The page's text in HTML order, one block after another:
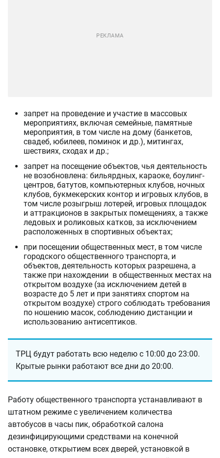
запрет на проведение и участие в массовых
мероприятиях, включая семейные, памятные
мероприятия, в том числе на дому (банкетов,
свадеб, юбилеев, поминок и др.), митингах,
шествиях, сходах и др.;
запрет на посещение объектов, чья деятельность
не возобновлена: бильярдных, караоке, боулинг-
центров, батутов, компьютерных клубов, ночных
клубов, букмекерских контор и игровых клубов, в
том числе розыгрыш лотерей, игровых площадок
и аттракционов в закрытых помещениях, а также
ледовых и роликовых катков, за исключением
расположенных в спортивных объектах;
при посещении общественных мест, в том числе
городского общественного транспорта, и
объектов, деятельность которых разрешена, а
также при нахождении в общественных местах на
открытом воздухе (за исключением детей в
возрасте до 5 лет и при занятиях спортом на
открытом воздухе) строго соблюдать требования
по ношению масок, соблюдению дистанции и
использованию антисептиков.
ТРЦ будут работать всю неделю с 10:00 до 23:00.
Крытые рынки работают все дни до 20:00.
Работу общественного транспорта устанавливают в
штатном режиме с увеличением количества
автобусов в часы пик, обработкой салона
дезинфицирующими средствами на конечной
остановке, открытием всех дверей, установкой в